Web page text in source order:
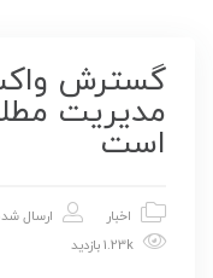
گسترش
مدیریت
است
اخبار ارسال